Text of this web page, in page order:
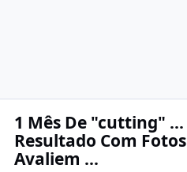
1 Mês De "cutting" ...
Resultado Com Fotos
Avaliem ...